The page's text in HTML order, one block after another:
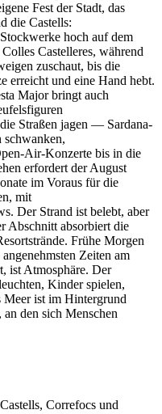
Fest der Stadt, das
die Castells:
hoch auf dem
Castelleres, während
zuschaut, bis die
erreicht und eine Hand hebt.
Major bringt auch
Straßen jagen — Sardana-
schwanken,
Air-Konzerte bis in die
erfordert der August
im Voraus für die
mit
Der Strand ist belebt, aber
Abschnitt absorbiert die
Frühe Morgen
Zeiten am
ist Atmosphäre. Der
Kinder spielen,
Meer ist im Hintergrund
den sich Menschen
Correfocs und